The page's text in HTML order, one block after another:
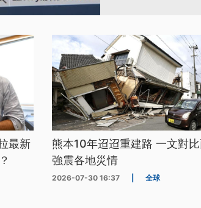
最新
熊本10年迢迢重建路 一文對
強震各地災情
2026-07-30 16:37 全球